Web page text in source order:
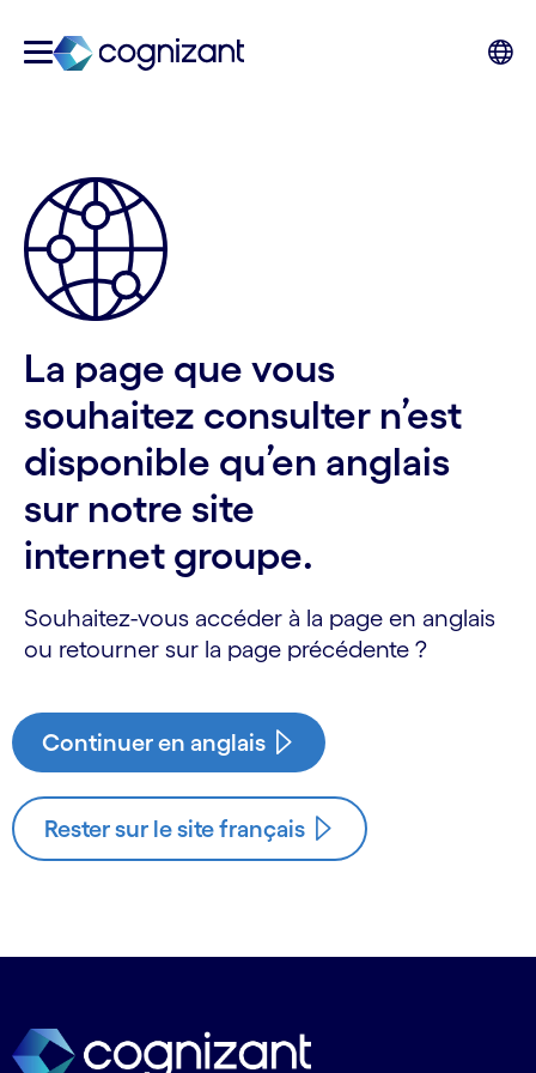
La page que vous
souhaitez consulter n’est
disponible qu’en anglais
sur notre site
internet groupe.
Souhaitez-vous accéder à la page en anglais
ou retourner sur la page précédente ?
Continuer en anglais
Rester sur le site français